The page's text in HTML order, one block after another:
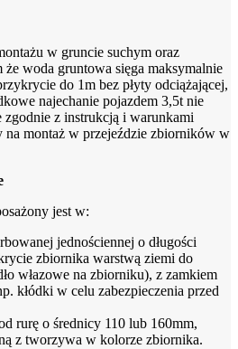
w gruncie suchym oraz
woda gruntowa sięga maksymalnie
do 1m bez płyty odciążającej,
najechanie pojazdem 3,5t nie
zgodnie z instrukcją i warunkami
na montaż w przejeździe zbiorników w
jest w:
jednościennej o długości
zbiornika warstwą ziemi do
włazowe na zbiorniku), z zamkiem
kłódki w celu zabezpieczenia przed
rurę o średnicy 110 lub 160mm,
z tworzywa w kolorze zbiornika.